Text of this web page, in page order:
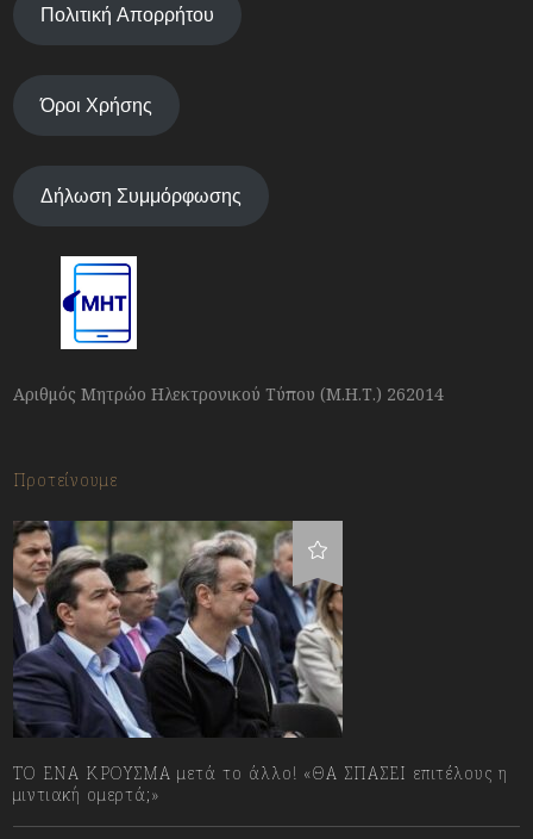
Πολιτική Απορρήτου
Όροι Χρήσης
Δήλωση Συμμόρφωσης
Αριθμός Μητρώο Ηλεκτρονικού Τύπου (Μ.Η.Τ.) 262014
Προτείνουμε
ΤΟ ΕΝΑ ΚΡΟΥΣΜΑ μετά το άλλο! «ΘΑ ΣΠΑΣΕΙ επιτέλους η
μιντιακή ομερτά;»